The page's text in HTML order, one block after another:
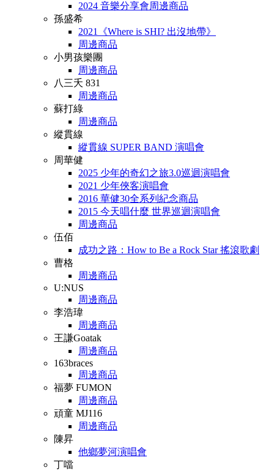
2024 音樂分享會周邊商品
孫盛希
2021《Where is SHI? 出沒地帶》
周邊商品
小男孩樂團
周邊商品
八三夭 831
周邊商品
蘇打綠
周邊商品
縱貫線
縱貫線 SUPER BAND 演唱會
周華健
2025 少年的奇幻之旅3.0巡迴演唱會
2021 少年俠客演唱會
2016 華健30全系列紀念商品
2015 今天唱什麼 世界巡迴演唱會
周邊商品
伍佰
成功之路：How to Be a Rock Star 搖滾歌劇
曹格
周邊商品
U:NUS
周邊商品
李浩瑋
周邊商品
王謙Goatak
周邊商品
163braces
周邊商品
福夢 FUMON
周邊商品
頑童 MJ116
周邊商品
陳昇
他鄉夢河演唱會
丁噹